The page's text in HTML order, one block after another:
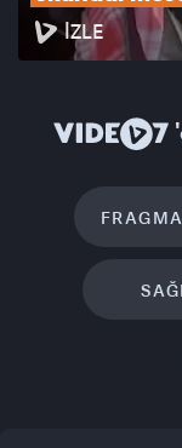
İZLE